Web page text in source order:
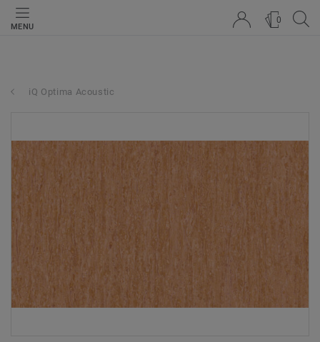
MENU
0
iQ Optima Acoustic